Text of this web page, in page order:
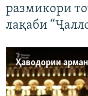
размикори
лақаби